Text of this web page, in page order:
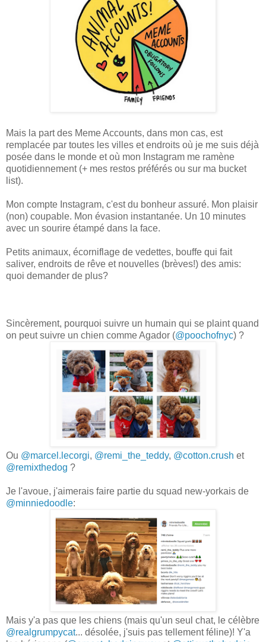
Mais la part des Meme Accounts, dans mon cas, est
remplacée par toutes les villes et endroits où je me suis déjà
posée dans le monde et où mon Instagram me ramène
quotidiennement (+ mes restos préférés ou sur ma bucket
list).
Mon compte Instagram, c'est du bonheur assuré. Mon plaisir
(non) coupable. Mon évasion instantanée. Un 10 minutes
avec un sourire étampé dans la face.
Petits animaux, écorniflage de vedettes, bouffe qui fait
saliver, endroits de rêve et nouvelles (brèves!) des amis:
quoi demander de plus?
Sincèrement, pourquoi suivre un humain qui se plaint quand
on peut suivre un chien comme Agador (@poochofnyc) ?
Ou @marcel.lecorgi, @remi_the_teddy, @cotton.crush et
@remixthedog ?
Je l'avoue, j'aimerais faire partie du squad new-yorkais de
@minniedoodle:
Mais y'a pas que les chiens (mais qu'un seul chat, le célèbre
@realgrumpycat... désolée, j'suis pas tellement féline)! Y'a